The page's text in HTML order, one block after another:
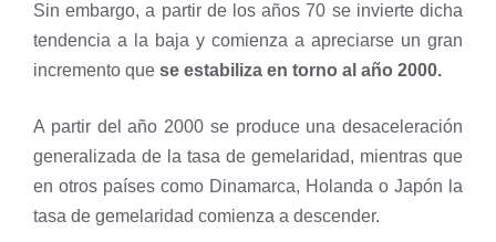
Sin embargo, a partir de los años 70 se invierte dicha
tendencia a la baja y comienza a apreciarse un gran
incremento que se estabiliza en torno al año 2000.
A partir del año 2000 se produce una desaceleración
generalizada de la tasa de gemelaridad, mientras que
en otros países como Dinamarca, Holanda o Japón la
tasa de gemelaridad comienza a descender.